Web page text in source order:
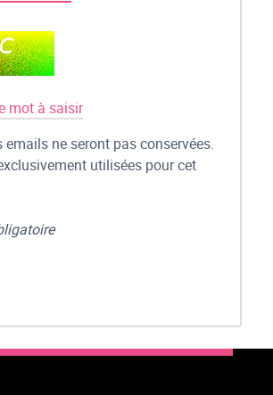
mot à saisir
emails ne seront pas conservées.
utilisées pour cet